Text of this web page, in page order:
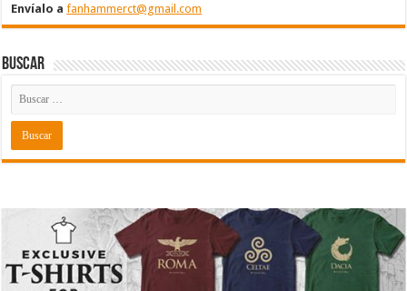
Envíalo afanhammerct@gmail.com
Buscar